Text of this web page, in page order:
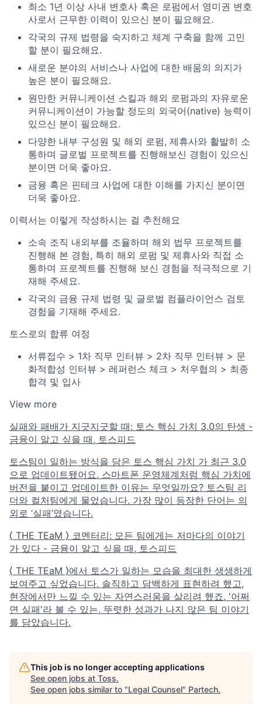
최소 1년 이상 사내 변호사 혹은 로펌에서 영미권 변호
사로서 근무한 이력이 있으신 분이 필요해요.
각국의 규제 법령을 숙지하고 체계 구축을 함께 고민
할 분이 필요해요.
새로운 분야의 서비스나 사업에 대한 배움의 의지가
높은 분이 필요해요.
원만한 커뮤니케이션 스킬과 해외 로펌과의 자유로운
커뮤니케이션이 가능할 정도의 외국어(native) 능력이
있으신 분이 필요해요.
다양한 내부 구성원 및 해외 로펌, 제휴사와 활발히 소
통하며 글로벌 프로젝트를 진행해보신 경험이 있으신
분이면 더욱 좋아요.
금융 혹은 핀테크 사업에 대한 이해를 가지신 분이면
더욱 좋아요.
이력서는 이렇게 작성하시는 걸 추천해요
소속 조직 내외부를 조율하며 해외 법무 프로젝트를
진행해 본 경험, 특히 해외 로펌 및 제휴사와 직접 소
통하며 프로젝트를 진행해 보신 경험을 적극적으로 기
재해 주세요.
각국의 금융 규제 법령 및 글로벌 컴플라이언스 검토
경험을 기재해 주세요.
토스로의 합류 여정
서류접수 > 1차 직무 인터뷰 > 2차 직무 인터뷰 > 문
화적합성 인터뷰 > 레퍼런스 체크 > 처우협의 > 최종
합격 및 입사
View more
실패와 패배가 지긋지긋할 때: 토스 핵심 가치 3.0의 탄생 -
금융이 알고 싶을 때, 토스피드
토스팀이 일하는 방식을 담은 토스 핵심 가치 가 최근 3.0
으로 업데이트됐어요. 스마트폰 운영체계처럼 핵심 가치에
버전을 붙이고 업데이트한 이유는 무엇일까요? 토스팀 리
더와 컬처팀에게 물었습니다. 가장 많이 등장한 단어는 의
외로 ‘실패’였습니다.
⟨ THE TEaM ⟩ 코멘터리: 모든 팀에게는 저마다의 이야기
가 있다 - 금융이 알고 싶을 때, 토스피드
⟨ THE TEaM ⟩에서 토스가 일하는 모습을 최대한 생생하게
보여주고 싶었습니다. 솔직하고 담백하게 표현하려 했고,
현장에서만 느낄 수 있는 자연스러움을 살리려 했죠. '어쩌
면 실패'라 볼 수 있는, 뚜렷한 성과가 나지 않은 팀 이야기
를 담았습니다.
This job is no longer accepting applications
See open jobs at Toss.
See open jobs similar to "Legal Counsel" Partech.